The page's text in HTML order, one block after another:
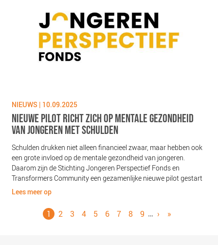
NIEUWS | 10.09.2025
NIEUWE PILOT RICHT ZICH OP MENTALE GEZONDHEID
VAN JONGEREN MET SCHULDEN
Schulden drukken niet alleen financieel zwaar, maar hebben ook
een grote invloed op de mentale gezondheid van jongeren.
Daarom zijn de Stichting Jongeren Perspectief Fonds en
Transformers Community een gezamenlijke nieuwe pilot gestart
Lees meer op
PagineringHUIDIGE
1 PAGINA
2 PAGINA
3 PAGINA
4 PAGINA
5 PAGINA
6 PAGINA
7 PAGINA
8 PAGINA
9 … VOLGENDE
›
LAATSTE
»